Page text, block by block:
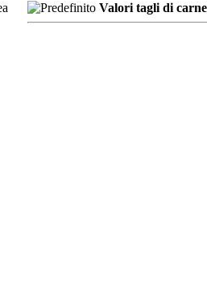
Valori tagli di